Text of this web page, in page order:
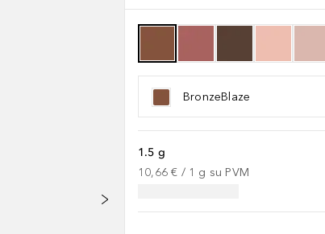
BronzeBlaze
1.5 g
10,66 € / 1 g su PVM